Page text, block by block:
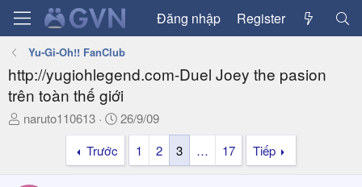
Đăng nhập Register
Yu-Gi-Oh!! FanClub
http://yugiohlegend.com-Duel Joey the pasion
trên toàn thế giới
T
naruto110613
N
g
y
26/9/09
Trước
1 2 3 … 17 Tiếp